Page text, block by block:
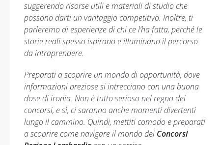
suggerendo risorse utili e materiali di studio che
possono darti un vantaggio competitivo. Inoltre, ti
parleremo di esperienze di chi ce l’ha fatta, perché le
storie reali spesso ispirano e illuminano il percorso
da intraprendere.
Preparati a scoprire un mondo di opportunità, dove
informazioni preziose si intrecciano con una buona
dose di ironia. Non è tutto serioso nel regno dei
concorsi, e sì, ci saranno anche momenti divertenti
lungo il cammino. Quindi, mettiti comodo e preparati
a scoprire come navigare il mondo dei Concorsi